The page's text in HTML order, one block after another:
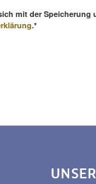
mit der
.*